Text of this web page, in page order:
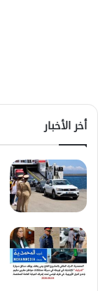
أخر الأخبار